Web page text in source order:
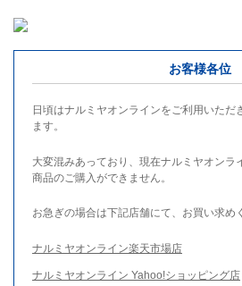
お客様各位
日頃はナルミヤオンラインをご利用いただ
ます。
大変混みあっており、現在ナルミヤオンラ
商品のご購入ができません。
お急ぎの場合は下記店舗にて、お買い求め
ナルミヤオンライン楽天市場店
ナルミヤオンライン Yahoo!ショッピング店